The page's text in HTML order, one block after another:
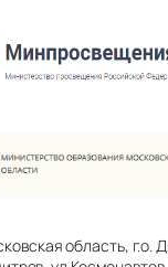
область, г.о.